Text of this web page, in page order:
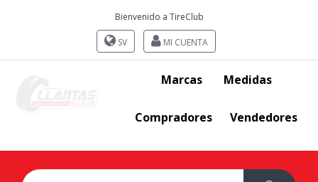
Bienvenido a TireClub
SV MI CUENTA
Marcas Medidas
Compradores Vendedores
Search